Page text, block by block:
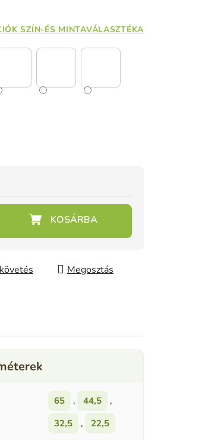
SZÍN-ÉS MINTAVÁLASZTÉKA
Megosztás
65 , 44,5
,
32,5
, 22,5